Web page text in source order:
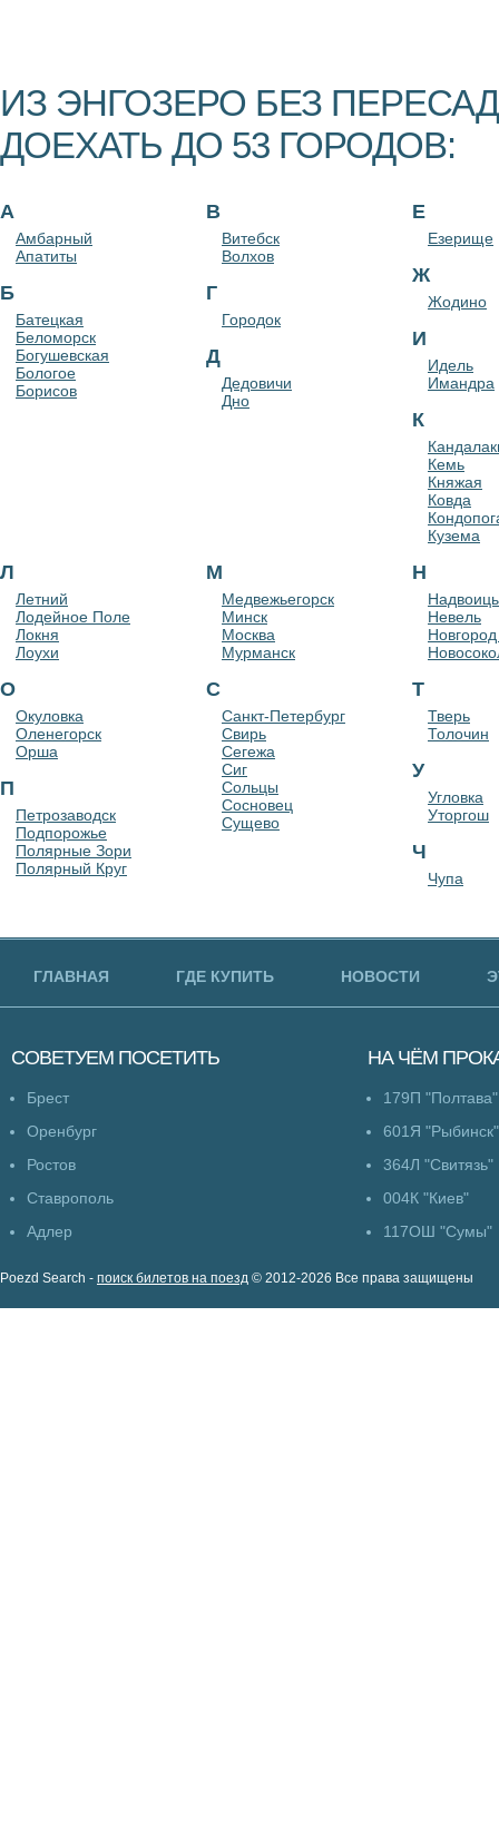
ИЗ ЭНГОЗЕРО БЕЗ
ДОЕХАТЬ ДО 53 ГОРОДОВ:
А
Амбарный
Апатиты
Б
Батецкая
Беломорск
Богушевская
Бологое
Борисов
В
Витебск
Волхов
Г
Городок
Д
Дедовичи
Дно
Е
Езерище
Ж
Жодино
И
Идель
Имандра
К
Кемь
Княжая
Ковда
Кузема
Л
Летний
Лодейное Поле
Локня
Лоухи
М
Медвежьегорск
Минск
Москва
Мурманск
Н
Невель
О
Окуловка
Оленегорск
Орша
П
Петрозаводск
Подпорожье
Полярные Зори
Полярный Круг
С
Санкт-Петербург
Свирь
Сегежа
Сиг
Сольцы
Сосновец
Сущево
Т
Тверь
Толочин
У
Угловка
Уторгош
Ч
Чупа
ГЛАВНАЯ ГДЕ КУПИТЬ НОВОСТИ
СОВЕТУЕМ ПОСЕТИТЬ
Брест
Оренбург
Ростов
Ставрополь
Адлер
НА ЧЁМ
179П "Полтава"
601Я "Рыбинск"
364Л "Свитязь"
004К "Киев"
117ОШ "Сумы"
Poezd Search - поиск билетов на поезд © 2012-2026 Все права защищены